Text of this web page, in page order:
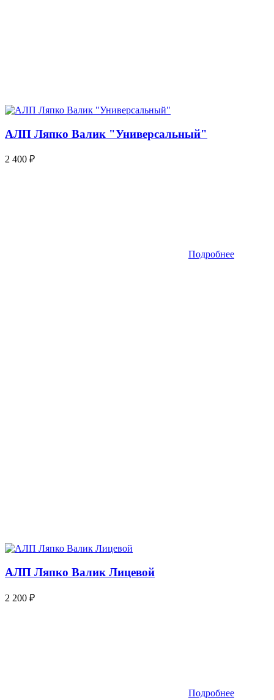
АЛП Ляпко Валик "Универсальный"
2 400 ₽
Подробнее
АЛП Ляпко Валик Лицевой
2 200 ₽
Подробнее